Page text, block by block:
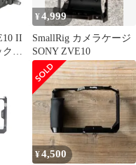
II
リ
HDMI
付
いて
ンハ
ソ
リ
¥4,999
SmallRig カメラケージ
SONY ZVE10
¥4,500